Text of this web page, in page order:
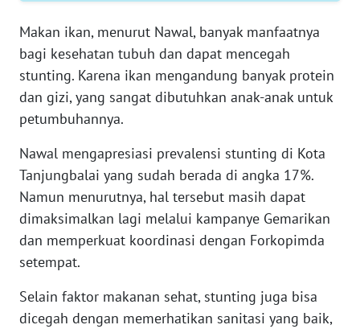
Makan ikan, menurut Nawal, banyak manfaatnya
bagi kesehatan tubuh dan dapat mencegah
stunting. Karena ikan mengandung banyak protein
dan gizi, yang sangat dibutuhkan anak-anak untuk
petumbuhannya.
Nawal mengapresiasi prevalensi stunting di Kota
Tanjungbalai yang sudah berada di angka 17%.
Namun menurutnya, hal tersebut masih dapat
dimaksimalkan lagi melalui kampanye Gemarikan
dan memperkuat koordinasi dengan Forkopimda
setempat.
Selain faktor makanan sehat, stunting juga bisa
dicegah dengan memerhatikan sanitasi yang baik,
WN
SULTENG
WN
SULBAR
WN
BABEL
WN
SUMBAR
WN
SUMSEL